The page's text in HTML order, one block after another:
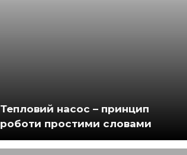
Тепловий насос – принцип
роботи простими словами